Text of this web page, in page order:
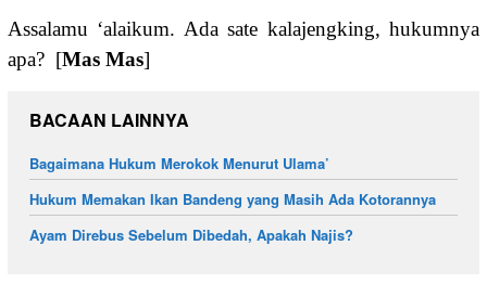
Assalamu ‘alaikum. Ada sate kalajengking, hukumnya
apa? [Mas Mas]
BACAAN LAINNYA
Bagaimana Hukum Merokok Menurut Ulama’
Hukum Memakan Ikan Bandeng yang Masih Ada Kotorannya
Ayam Direbus Sebelum Dibedah, Apakah Najis?